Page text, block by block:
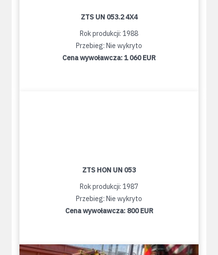
ZTS UN 053.2 4X4
Rok produkcji: 1988
Przebieg: Nie wykryto
Cena wywoławcza:1 060 EUR
ZTS HON UN 053
Rok produkcji: 1987
Przebieg: Nie wykryto
Cena wywoławcza: 800 EUR